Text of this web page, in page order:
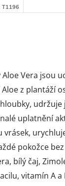
T1196
Vera jsou
z plantáží
uplatnění
vrásek,
pokožce
bílý čaj,
vitamín A a